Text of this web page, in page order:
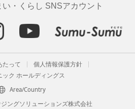
・くらし SNSアカウント
たって
個人情報保護方針
ック ホールディングス
Area/Country
ングソリューションズ株式会社